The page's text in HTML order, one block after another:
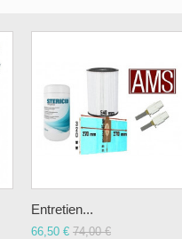
Entretien...
66,50 € 74,00 €